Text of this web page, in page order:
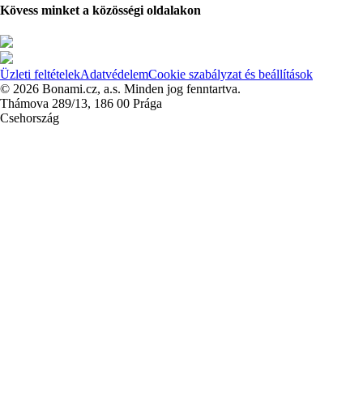
Kövess minket a közösségi oldalakon
Üzleti feltételekAdatvédelemCookie szabályzat és beállítások
© 2026 Bonami.cz, a.s. Minden jog fenntartva.
Thámova 289/13, 186 00 Prága
Csehország